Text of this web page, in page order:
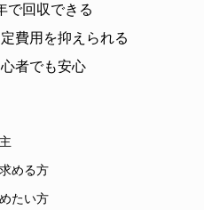
で回収できる
費用を抑えられる
者でも安心
める方
たい方